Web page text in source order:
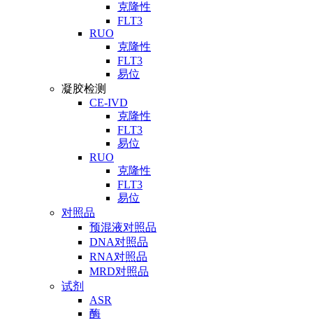
克隆性
FLT3
RUO
克隆性
FLT3
易位
凝胶检测
CE-IVD
克隆性
FLT3
易位
RUO
克隆性
FLT3
易位
对照品
预混液对照品
DNA对照品
RNA对照品
MRD对照品
试剂
ASR
酶